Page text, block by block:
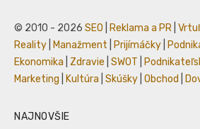
© 2010 - 2026 SEO Reklama a PR
Reality
Manažment Prijímáčky
Ekonomika
Zdravie SWOT
Marketing
Kultúra Skúšky Obchod
NAJNOVŠIE